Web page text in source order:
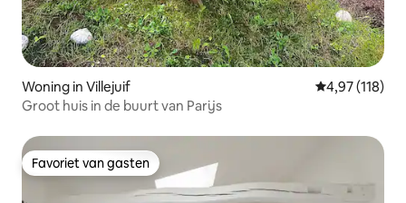
Woning in Villejuif Gemiddelde
4,97 (118)
Groot huis in de buurt van Parijs
Favoriet van gasten
Favoriet van gasten